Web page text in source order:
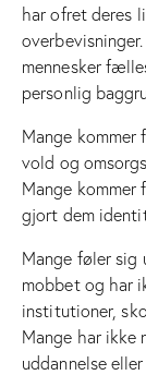
har ofret deres
mennesker
personlig
Mange
vold og
Mange kommer
gjort dem
Mange føler
mobbet og har
institutioner,
Mange har ikke
uddannelse